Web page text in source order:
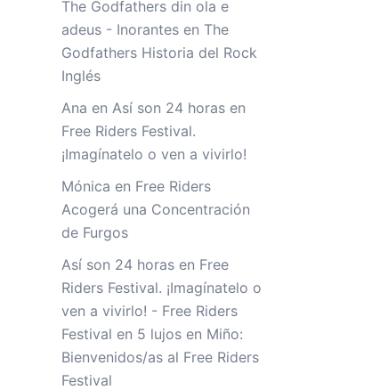
The Godfathers din ola e
adeus - Inorantesen The
Godfathers Historia del Rock
Inglés
Ana en Así son 24 horas en
Free Riders Festival.
¡Imagínatelo o ven a vivirlo!
Mónica en Free Riders
Acogerá una Concentración
de Furgos
Así son 24 horas en Free
Riders Festival. ¡Imagínatelo o
ven a vivirlo! - Free Riders
Festival en 5 lujos en Miño:
Bienvenidos/as al Free Riders
Festival